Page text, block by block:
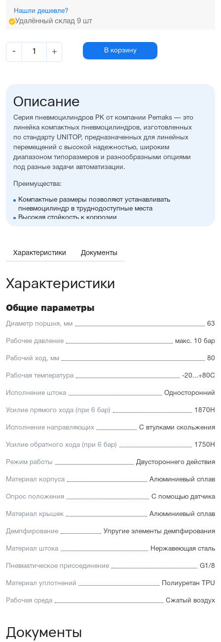
Нашли дешевле?
Удалённый склад 9 шт
- + В корзину
Описание
Серия пневмоцилиндров PK от компании Pemaks — это
линейка компактных пневмоцилиндров, изготовленных
по стандарту UNITOP, предназначенных для линейных
перемещений с высокой надежностью, широким
диапазоном типоразмеров и разнообразными опциями
под разные задачи автоматизации.
Преимущества:
Компактные размеры позволяют устанавливать
пневмоцилиндр в труднодоступные места
Высокая стойкость к коррозии
принадлежностей, включая антиприворотную
Отличительные черты:
демпфирования
Простая установка датчиков положения с любой из
Подходит для использования в пищевой
Простой монтаж в ограниченном пространстве
Характеристики Документы
Характеристики
Общие параметры
Диаметр поршня, мм 63
Рабочее давление макс. 10 бар
Рабочий ход, мм 80
Рабочая температура -20...+80С
Исполнение штока Односторонний
Усилие прямого хода (при 6 бар) 1870Н
Исполнение направляющих С втулками скольжения
Усилие обратного хода (при 6 бар) 1750Н
Режим работы Двустороннего действия
Материал корпуса Алюминиевый сплав
Опрос положения С помощью датчика
Материал крышек Алюминиевый сплав
Демпфирование Упругие элементы демпфирования
Материал штока Нержавеющая сталь
Пневматическое присоединение G1/8
Материал уплотнений Полиуретан TPU
Рабочая среда Сжатый воздух
Документы